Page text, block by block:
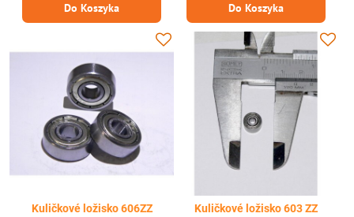
Do Koszyka Do Koszyka
Kuličkové ložisko 606ZZ Kuličkové ložisko 603 ZZ